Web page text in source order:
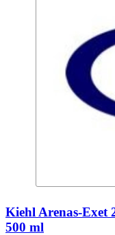
Kiehl Arenas-Exet
500 ml